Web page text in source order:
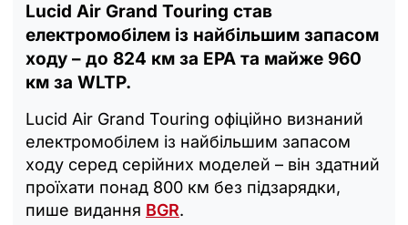
Lucid Air Grand Touring став
електромобілем із найбільшим запасом
ходу – до 824 км за EPA та майже 960
км за WLTP.
Lucid Air Grand Touring офіційно визнаний
електромобілем із найбільшим запасом
ходу серед серійних моделей – він здатний
проїхати понад 800 км без підзарядки,
пише видання BGR.